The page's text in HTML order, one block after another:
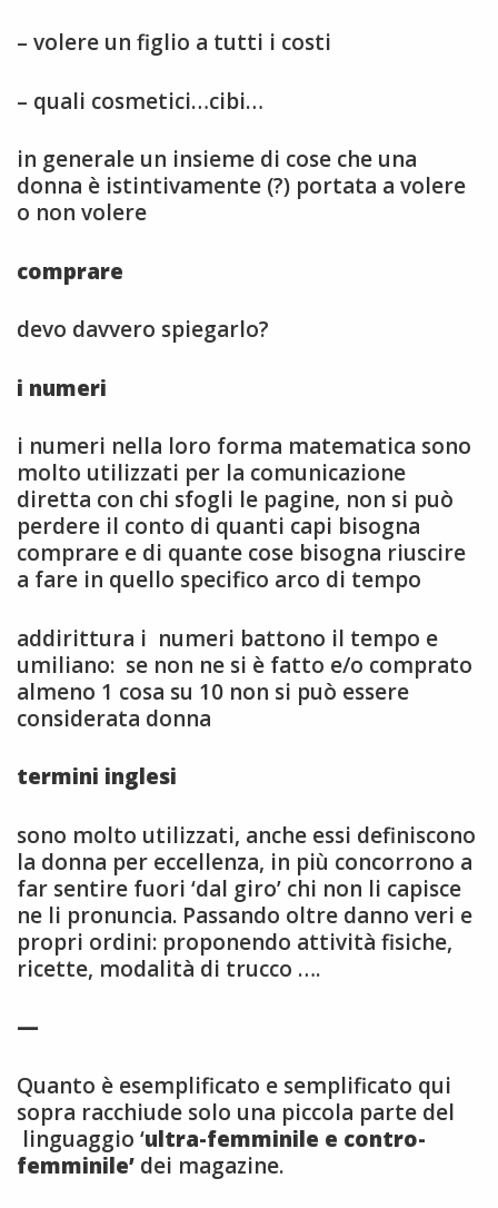
– volere un figlio a tutti i costi
– quali cosmetici…cibi…
in generale un insieme di cose che una
donna è istintivamente (?) portata a volere
o non volere
comprare
devo davvero spiegarlo?
i numeri
i numeri nella loro forma matematica sono
molto utilizzati per la comunicazione
diretta con chi sfogli le pagine, non si può
perdere il conto di quanti capi bisogna
comprare e di quante cose bisogna riuscire
a fare in quello specifico arco di tempo
addirittura i numeri battono il tempo e
umiliano: se non ne si è fatto e/o comprato
almeno 1 cosa su 10 non si può essere
considerata donna
termini inglesi
sono molto utilizzati, anche essi definiscono
la donna per eccellenza, in più concorrono a
far sentire fuori ‘dal giro’ chi non li capisce
ne li pronuncia. Passando oltre danno veri e
propri ordini: proponendo attività fisiche,
ricette, modalità di trucco ….
—
Quanto è esemplificato e semplificato qui
sopra racchiude solo una piccola parte del
linguaggio ‘ultra-femminile e contro-
femminile’ dei magazine.